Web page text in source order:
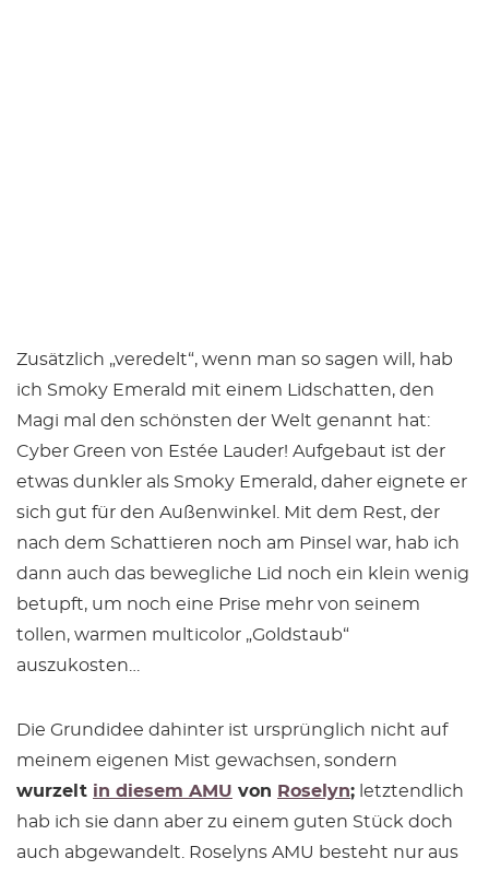
Zusätzlich „veredelt“, wenn man so sagen will, hab
ich Smoky Emerald mit einem Lidschatten, den
Magi mal den schönsten der Welt genannt hat:
Cyber Green von Estée Lauder! Aufgebaut ist der
etwas dunkler als Smoky Emerald, daher eignete er
sich gut für den Außenwinkel. Mit dem Rest, der
nach dem Schattieren noch am Pinsel war, hab ich
dann auch das bewegliche Lid noch ein klein wenig
betupft, um noch eine Prise mehr von seinem
tollen, warmen multicolor „Goldstaub“
auszukosten…
Die Grundidee dahinter ist ursprünglich nicht auf
meinem eigenen Mist gewachsen, sondern
wurzelt in diesem AMU von Roselyn; letztendlich
hab ich sie dann aber zu einem guten Stück doch
auch abgewandelt. Roselyns AMU besteht nur aus